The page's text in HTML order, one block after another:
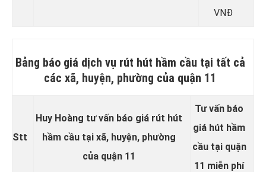
VNĐ
Bảng báo giá dịch vụ rút hút hầm cầu tại tất cả
các xã, huyện, phường của quận 11
Stt
Huy Hoàng tư vấn báo giá rút hút
hầm cầu tại xã, huyện, phường
của quận 11
Tư vấn báo
giá hút hầm
cầu tại quận
11 miễn phí